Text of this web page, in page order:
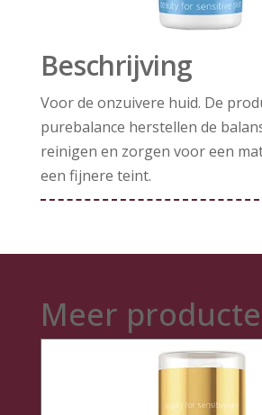
Beschrijving
Voor de onzuivere huid. De
purebalance herstellen de
reinigen en zorgen voor een
een fijnere teint.
Meer